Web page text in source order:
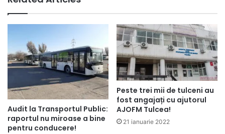
Audit la Transportul Public:
raportul nu miroase a bine
pentru conducere!
Peste trei mii de tulceni au
fost angajați cu ajutorul
AJOFM Tulcea!
21 ianuarie 2022